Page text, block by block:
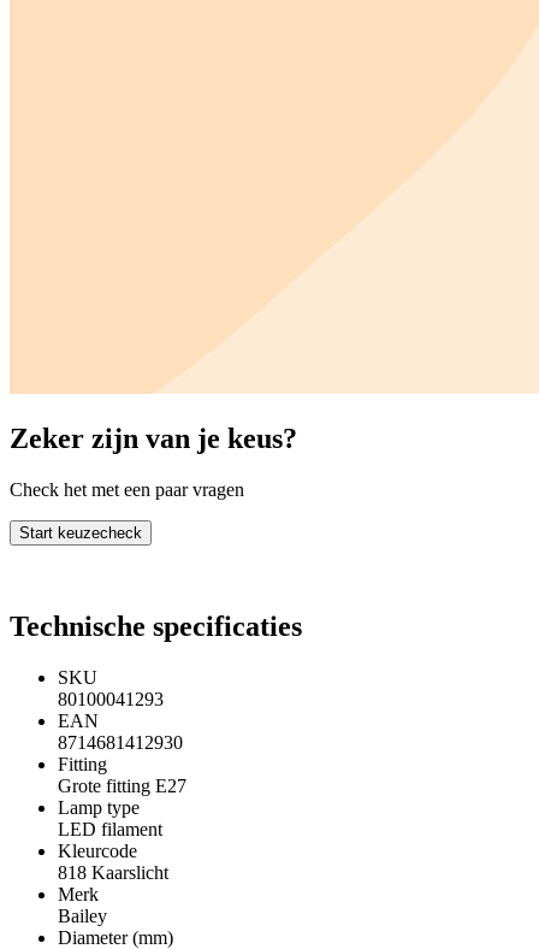
Zeker zijn van je keus?
Check het met een paar vragen
Start keuzecheck
Technische specificaties
SKU
80100041293
EAN
8714681412930
Fitting
Grote fitting E27
Lamp type
LED filament
Kleurcode
818 Kaarslicht
Merk
Bailey
Diameter (mm)